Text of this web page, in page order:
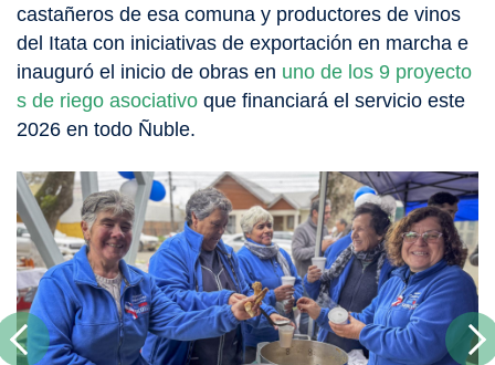
castañeros de esa comuna y productores de vinos
del Itata con iniciativas de exportación en marcha e
inauguró el inicio de obras en uno de los 9 proyecto
s de riego asociativo que financiará el servicio este
2026 en todo Ñuble.
Next